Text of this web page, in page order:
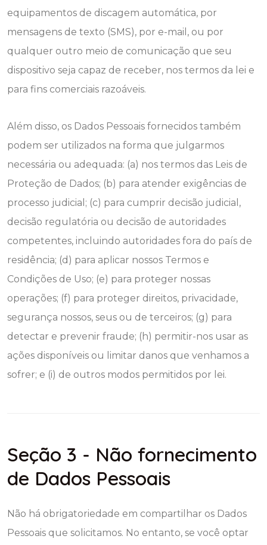
equipamentos de discagem automática, por
mensagens de texto (SMS), por e-mail, ou por
qualquer outro meio de comunicação que seu
dispositivo seja capaz de receber, nos termos da lei e
para fins comerciais razoáveis.
Além disso, os Dados Pessoais fornecidos também
podem ser utilizados na forma que julgarmos
necessária ou adequada: (a) nos termos das Leis de
Proteção de Dados; (b) para atender exigências de
processo judicial; (c) para cumprir decisão judicial,
decisão regulatória ou decisão de autoridades
competentes, incluindo autoridades fora do país de
residência; (d) para aplicar nossos Termos e
Condições de Uso; (e) para proteger nossas
operações; (f) para proteger direitos, privacidade,
segurança nossos, seus ou de terceiros; (g) para
detectar e prevenir fraude; (h) permitir-nos usar as
ações disponíveis ou limitar danos que venhamos a
sofrer; e (i) de outros modos permitidos por lei.
Seção 3 - Não fornecimento
de Dados Pessoais
Não há obrigatoriedade em compartilhar os Dados
Pessoais que solicitamos. No entanto, se você optar